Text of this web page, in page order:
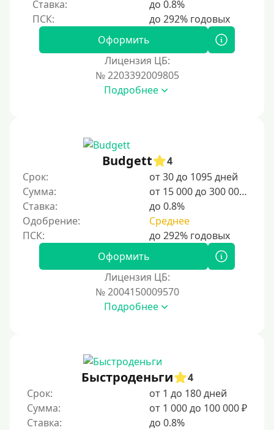
С временной регистрацией
Без подтверждения личности
Пенсионерам до 70 лет
Пенсионерам до 85 лет
Безработным
Даже бомжам
Без указания места работы
Для иностранных граждан
Для иностранных граждан Украины
Для иностранных граждан Казахстана
Для иностранных граждан Кыргызстана
Для иностранных граждан Таджикистана
Для иностранных граждан Узбекистана
Для граждан СНГ
Сумма (рублей)
Ставка: до 0.8%
Оформить
Лицензия ЦБ:
№ 2203392009805
Подробнее
Budgett
4
Срок:
от 30 до 1095 дней
Сумма:
от 15 000 до 300 000 ₽
Ставка:
до 0.8%
Одобрение:
Среднее
Оформить
Лицензия ЦБ:
№ 2004150009570
Подробнее
Быстроденьги
4
Срок:
от 1 до 180 дней
Сумма:
от 1 000 до 100 000 ₽
Ставка:
до 0.8%